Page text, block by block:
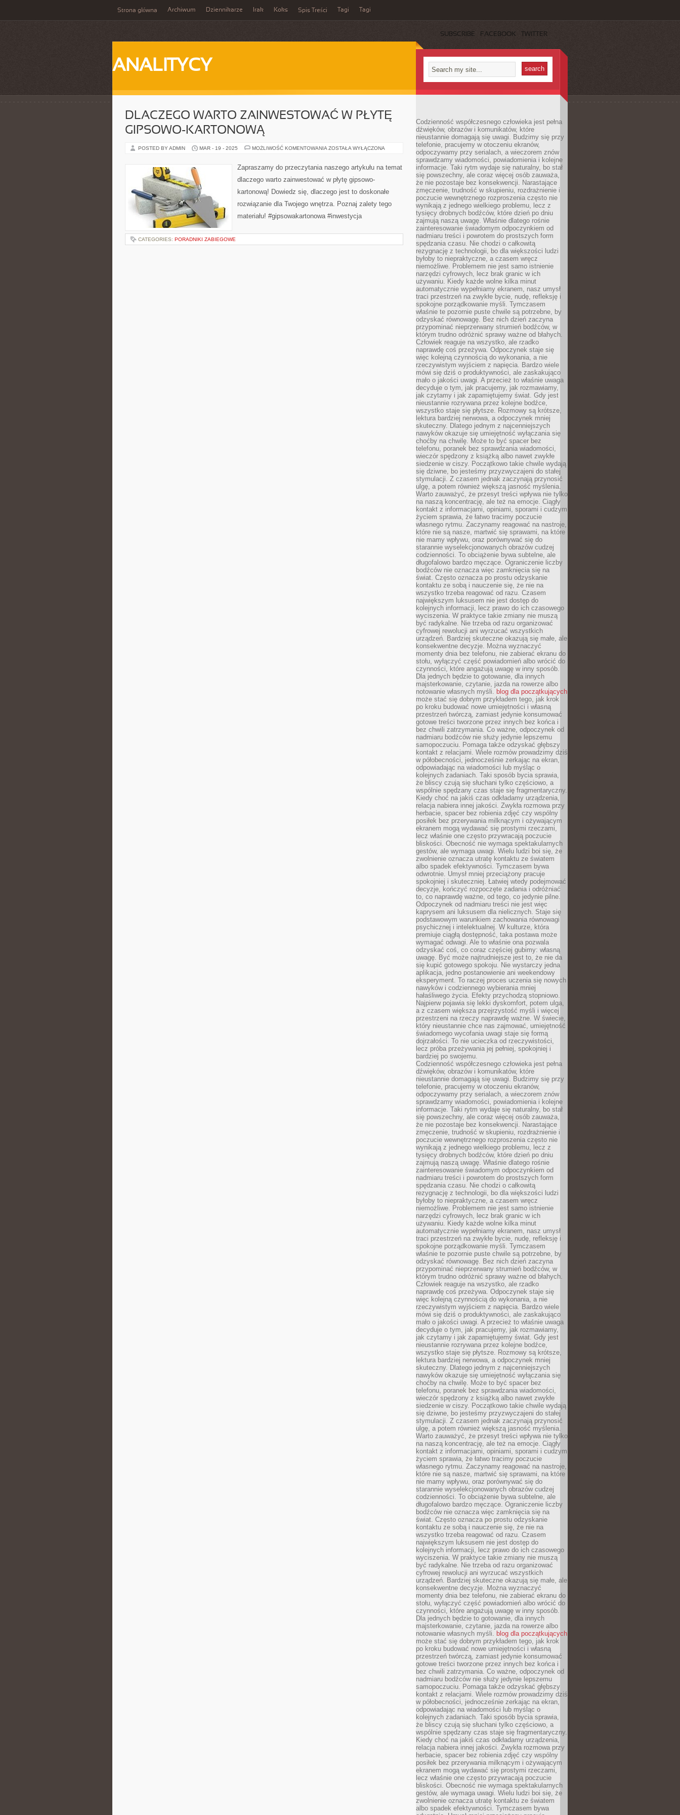
Strona główna Archiwum Dziennikarze Irak Koks Spis Treści Tagi Tagi
SUBSCRIBE FACEBOOK TWITTER
ANALITYCY
DLACZEGO WARTO ZAINWESTOWAĆ W PŁYTĘ
GIPSOWO-KARTONOWĄ
POSTED BY ADMIN MAR - 19 - 2025 MOŻLIWOŚĆ KOMENTOWANIA DLACZEGO
PŁYTĘ
KARTONOWĄ
ZOSTAŁA WYŁĄCZONA
Zapraszamy do przeczytania naszego artykułu na temat
dlaczego warto zainwestować w płytę gipsowo-
kartonową! Dowiedz się, dlaczego jest to doskonałe
rozwiązanie dla Twojego wnętrza. Poznaj zalety tego
materiału! #gipsowakartonowa #inwestycja
CATEGORIES: PORADNIKI ZABIEGOWE
Codzienność współczesnego człowieka jest pełna
dźwięków, obrazów i komunikatów, które
nieustannie domagają się uwagi. Budzimy się przy
telefonie, pracujemy w otoczeniu ekranów,
odpoczywamy przy serialach, a wieczorem znów
sprawdzamy wiadomości, powiadomienia i kolejne
informacje. Taki rytm wydaje się naturalny, bo stał
się powszechny, ale coraz więcej osób zauważa,
że nie pozostaje bez konsekwencji. Narastające
zmęczenie, trudność w skupieniu, rozdrażnienie i
poczucie wewnętrznego rozproszenia często nie
wynikają z jednego wielkiego problemu, lecz z
tysięcy drobnych bodźców, które dzień po dniu
zajmują naszą uwagę. Właśnie dlatego rośnie
zainteresowanie świadomym odpoczynkiem od
nadmiaru treści i powrotem do prostszych form
spędzania czasu. Nie chodzi o całkowitą
rezygnację z technologii, bo dla większości ludzi
byłoby to niepraktyczne, a czasem wręcz
niemożliwe. Problemem nie jest samo istnienie
narzędzi cyfrowych, lecz brak granic w ich
używaniu. Kiedy każde wolne kilka minut
automatycznie wypełniamy ekranem, nasz umysł
traci przestrzeń na zwykłe bycie, nudę, refleksję i
spokojne porządkowanie myśli. Tymczasem
właśnie te pozornie puste chwile są potrzebne, by
odzyskać równowagę. Bez nich dzień zaczyna
przypominać nieprzerwany strumień bodźców, w
którym trudno odróżnić sprawy ważne od błahych.
Człowiek reaguje na wszystko, ale rzadko
naprawdę coś przeżywa. Odpoczynek staje się
więc kolejną czynnością do wykonania, a nie
rzeczywistym wyjściem z napięcia. Bardzo wiele
mówi się dziś o produktywności, ale zaskakująco
mało o jakości uwagi. A przecież to właśnie uwaga
decyduje o tym, jak pracujemy, jak rozmawiamy,
jak czytamy i jak zapamiętujemy świat. Gdy jest
nieustannie rozrywana przez kolejne bodźce,
wszystko staje się płytsze. Rozmowy są krótsze,
lektura bardziej nerwowa, a odpoczynek mniej
skuteczny. Dlatego jednym z najcenniejszych
nawyków okazuje się umiejętność wyłączania się
choćby na chwilę. Może to być spacer bez
telefonu, poranek bez sprawdzania wiadomości,
wieczór spędzony z książką albo nawet zwykłe
siedzenie w ciszy. Początkowo takie chwile wydają
się dziwne, bo jesteśmy przyzwyczajeni do stałej
stymulacji. Z czasem jednak zaczynają przynosić
ulgę, a potem również większą jasność myślenia.
Warto zauważyć, że przesyt treści wpływa nie tylko
na naszą koncentrację, ale też na emocje. Ciągły
kontakt z informacjami, opiniami, sporami i cudzym
życiem sprawia, że łatwo tracimy poczucie
własnego rytmu. Zaczynamy reagować na nastroje,
które nie są nasze, martwić się sprawami, na które
nie mamy wpływu, oraz porównywać się do
starannie wyselekcjonowanych obrazów cudzej
codzienności. To obciążenie bywa subtelne, ale
długofalowo bardzo męczące. Ograniczenie liczby
bodźców nie oznacza więc zamknięcia się na
świat. Często oznacza po prostu odzyskanie
kontaktu ze sobą i nauczenie się, że nie na
wszystko trzeba reagować od razu. Czasem
największym luksusem nie jest dostęp do
kolejnych informacji, lecz prawo do ich czasowego
wyciszenia. W praktyce takie zmiany nie muszą
być radykalne. Nie trzeba od razu organizować
cyfrowej rewolucji ani wyrzucać wszystkich
urządzeń. Bardziej skuteczne okazują się małe, ale
konsekwentne decyzje. Można wyznaczyć
momenty dnia bez telefonu, nie zabierać ekranu do
stołu, wyłączyć część powiadomień albo wrócić do
czynności, które angażują uwagę w inny sposób.
Dla jednych będzie to gotowanie, dla innych
majsterkowanie, czytanie, jazda na rowerze albo
notowanie własnych myśli. blog dla początkujących
może stać się dobrym przykładem tego, jak krok
po kroku budować nowe umiejętności i własną
przestrzeń twórczą, zamiast jedynie konsumować
gotowe treści tworzone przez innych bez końca i
bez chwili zatrzymania. Co ważne, odpoczynek od
nadmiaru bodźców nie służy jedynie lepszemu
samopoczuciu. Pomaga także odzyskać głębszy
kontakt z relacjami. Wiele rozmów prowadzimy dziś
w półobecności, jednocześnie zerkając na ekran,
odpowiadając na wiadomości lub myśląc o
kolejnych zadaniach. Taki sposób bycia sprawia,
że bliscy czują się słuchani tylko częściowo, a
wspólnie spędzany czas staje się fragmentaryczny.
Kiedy choć na jakiś czas odkładamy urządzenia,
relacja nabiera innej jakości. Zwykła rozmowa przy
herbacie, spacer bez robienia zdjęć czy wspólny
posiłek bez przerywania milknącym i ożywającym
ekranem mogą wydawać się prostymi rzeczami,
lecz właśnie one często przywracają poczucie
bliskości. Obecność nie wymaga spektakularnych
gestów, ale wymaga uwagi. Wielu ludzi boi się, że
zwolnienie oznacza utratę kontaktu ze światem
albo spadek efektywności. Tymczasem bywa
odwrotnie. Umysł mniej przeciążony pracuje
spokojniej i skuteczniej. Łatwiej wtedy podejmować
decyzje, kończyć rozpoczęte zadania i odróżniać
to, co naprawdę ważne, od tego, co jedynie pilne.
Odpoczynek od nadmiaru treści nie jest więc
kaprysem ani luksusem dla nielicznych. Staje się
podstawowym warunkiem zachowania równowagi
psychicznej i intelektualnej. W kulturze, która
premiuje ciągłą dostępność, taka postawa może
wymagać odwagi. Ale to właśnie ona pozwala
odzyskać coś, co coraz częściej gubimy: własną
uwagę. Być może najtrudniejsze jest to, że nie da
się kupić gotowego spokoju. Nie wystarczy jedna
aplikacja, jedno postanowienie ani weekendowy
eksperyment. To raczej proces uczenia się nowych
nawyków i codziennego wybierania mniej
hałaśliwego życia. Efekty przychodzą stopniowo.
Najpierw pojawia się lekki dyskomfort, potem ulga,
a z czasem większa przejrzystość myśli i więcej
przestrzeni na rzeczy naprawdę ważne. W świecie,
który nieustannie chce nas zajmować, umiejętność
świadomego wycofania uwagi staje się formą
dojrzałości. To nie ucieczka od rzeczywistości,
lecz próba przeżywania jej pełniej, spokojniej i
bardziej po swojemu.
Codzienność współczesnego człowieka jest pełna
dźwięków, obrazów i komunikatów, które
nieustannie domagają się uwagi. Budzimy się przy
telefonie, pracujemy w otoczeniu ekranów,
odpoczywamy przy serialach, a wieczorem znów
sprawdzamy wiadomości, powiadomienia i kolejne
informacje. Taki rytm wydaje się naturalny, bo stał
się powszechny, ale coraz więcej osób zauważa,
że nie pozostaje bez konsekwencji. Narastające
zmęczenie, trudność w skupieniu, rozdrażnienie i
poczucie wewnętrznego rozproszenia często nie
wynikają z jednego wielkiego problemu, lecz z
tysięcy drobnych bodźców, które dzień po dniu
zajmują naszą uwagę. Właśnie dlatego rośnie
zainteresowanie świadomym odpoczynkiem od
nadmiaru treści i powrotem do prostszych form
spędzania czasu. Nie chodzi o całkowitą
rezygnację z technologii, bo dla większości ludzi
byłoby to niepraktyczne, a czasem wręcz
niemożliwe. Problemem nie jest samo istnienie
narzędzi cyfrowych, lecz brak granic w ich
używaniu. Kiedy każde wolne kilka minut
automatycznie wypełniamy ekranem, nasz umysł
traci przestrzeń na zwykłe bycie, nudę, refleksję i
spokojne porządkowanie myśli. Tymczasem
właśnie te pozornie puste chwile są potrzebne, by
odzyskać równowagę. Bez nich dzień zaczyna
przypominać nieprzerwany strumień bodźców, w
którym trudno odróżnić sprawy ważne od błahych.
Człowiek reaguje na wszystko, ale rzadko
naprawdę coś przeżywa. Odpoczynek staje się
więc kolejną czynnością do wykonania, a nie
rzeczywistym wyjściem z napięcia. Bardzo wiele
mówi się dziś o produktywności, ale zaskakująco
mało o jakości uwagi. A przecież to właśnie uwaga
decyduje o tym, jak pracujemy, jak rozmawiamy,
jak czytamy i jak zapamiętujemy świat. Gdy jest
nieustannie rozrywana przez kolejne bodźce,
wszystko staje się płytsze. Rozmowy są krótsze,
lektura bardziej nerwowa, a odpoczynek mniej
skuteczny. Dlatego jednym z najcenniejszych
nawyków okazuje się umiejętność wyłączania się
choćby na chwilę. Może to być spacer bez
telefonu, poranek bez sprawdzania wiadomości,
wieczór spędzony z książką albo nawet zwykłe
siedzenie w ciszy. Początkowo takie chwile wydają
się dziwne, bo jesteśmy przyzwyczajeni do stałej
stymulacji. Z czasem jednak zaczynają przynosić
ulgę, a potem również większą jasność myślenia.
Warto zauważyć, że przesyt treści wpływa nie tylko
na naszą koncentrację, ale też na emocje. Ciągły
kontakt z informacjami, opiniami, sporami i cudzym
życiem sprawia, że łatwo tracimy poczucie
własnego rytmu. Zaczynamy reagować na nastroje,
które nie są nasze, martwić się sprawami, na które
nie mamy wpływu, oraz porównywać się do
starannie wyselekcjonowanych obrazów cudzej
codzienności. To obciążenie bywa subtelne, ale
długofalowo bardzo męczące. Ograniczenie liczby
bodźców nie oznacza więc zamknięcia się na
świat. Często oznacza po prostu odzyskanie
kontaktu ze sobą i nauczenie się, że nie na
wszystko trzeba reagować od razu. Czasem
największym luksusem nie jest dostęp do
kolejnych informacji, lecz prawo do ich czasowego
wyciszenia. W praktyce takie zmiany nie muszą
być radykalne. Nie trzeba od razu organizować
cyfrowej rewolucji ani wyrzucać wszystkich
urządzeń. Bardziej skuteczne okazują się małe, ale
konsekwentne decyzje. Można wyznaczyć
momenty dnia bez telefonu, nie zabierać ekranu do
stołu, wyłączyć część powiadomień albo wrócić do
czynności, które angażują uwagę w inny sposób.
Dla jednych będzie to gotowanie, dla innych
majsterkowanie, czytanie, jazda na rowerze albo
notowanie własnych myśli. blog dla początkujących
może stać się dobrym przykładem tego, jak krok
po kroku budować nowe umiejętności i własną
przestrzeń twórczą, zamiast jedynie konsumować
gotowe treści tworzone przez innych bez końca i
bez chwili zatrzymania. Co ważne, odpoczynek od
nadmiaru bodźców nie służy jedynie lepszemu
samopoczuciu. Pomaga także odzyskać głębszy
kontakt z relacjami. Wiele rozmów prowadzimy dziś
w półobecności, jednocześnie zerkając na ekran,
odpowiadając na wiadomości lub myśląc o
kolejnych zadaniach. Taki sposób bycia sprawia,
że bliscy czują się słuchani tylko częściowo, a
wspólnie spędzany czas staje się fragmentaryczny.
Kiedy choć na jakiś czas odkładamy urządzenia,
relacja nabiera innej jakości. Zwykła rozmowa przy
herbacie, spacer bez robienia zdjęć czy wspólny
posiłek bez przerywania milknącym i ożywającym
ekranem mogą wydawać się prostymi rzeczami,
lecz właśnie one często przywracają poczucie
bliskości. Obecność nie wymaga spektakularnych
gestów, ale wymaga uwagi. Wielu ludzi boi się, że
zwolnienie oznacza utratę kontaktu ze światem
albo spadek efektywności. Tymczasem bywa